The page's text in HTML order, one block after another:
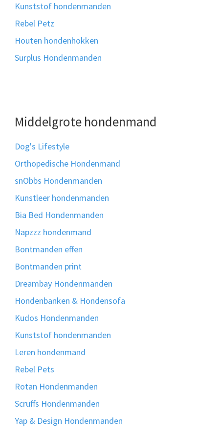
Kunststof hondenmanden
Rebel Petz
Houten hondenhokken
Surplus Hondenmanden
Middelgrote hondenmand
Dog's Lifestyle
Orthopedische Hondenmand
snObbs Hondenmanden
Kunstleer hondenmanden
Bia Bed Hondenmanden
Napzzz hondenmand
Bontmanden effen
Bontmanden print
Dreambay Hondenmanden
Hondenbanken & Hondensofa
Kudos Hondenmanden
Kunststof hondenmanden
Leren hondenmand
Rebel Pets
Rotan Hondenmanden
Scruffs Hondenmanden
Yap & Design Hondenmanden